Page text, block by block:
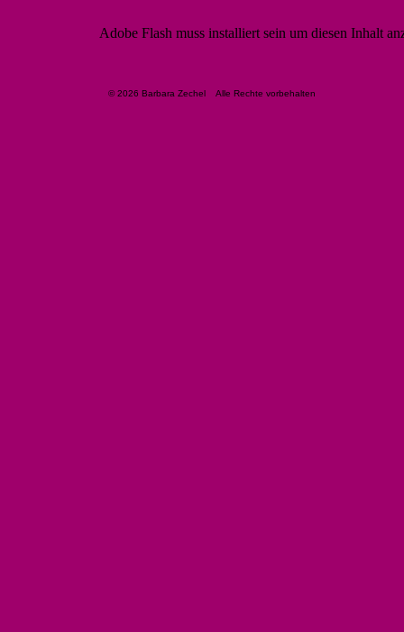
Adobe Flash muss installiert sein um diesen Inhalt
© 2026 Barbara Zechel Alle Rechte vorbehalten